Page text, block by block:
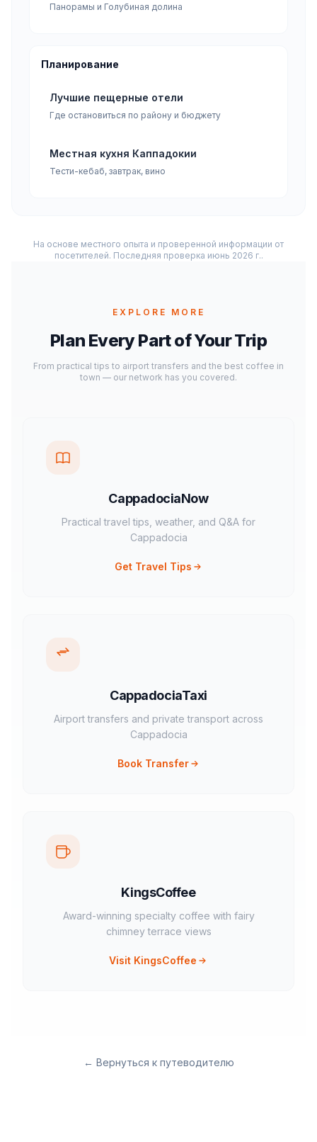
Панорамы и Голубиная долина
Планирование
Лучшие пещерные отели
Где остановиться по району и бюджету
Местная кухня Каппадокии
Тести-кебаб, завтрак, вино
На основе местного опыта и проверенной информации от
посетителей. Последняя проверка июнь 2026 г..
EXPLORE MORE
Plan Every Part of Your Trip
From practical tips to airport transfers and the best coffee in
town — our network has you covered.
CappadociaNow
Practical travel tips, weather, and Q&A for
Cappadocia
Get Travel Tips
CappadociaTaxi
Airport transfers and private transport across
Cappadocia
Book Transfer
KingsCoffee
Award-winning specialty coffee with fairy
chimney terrace views
Visit KingsCoffee
← Вернуться к путеводителю